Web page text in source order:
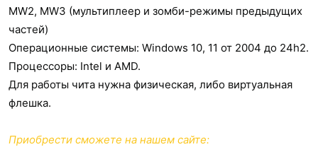
MW2, MW3 (мультиплеер и зомби-режимы предыдущих
частей)
Операционные системы: Windows 10, 11 от 2004 до 24h2.
Процессоры: Intel и AMD.
Для работы чита нужна физическая, либо виртуальная
флешка.
Приобрести сможете на нашем сайте: